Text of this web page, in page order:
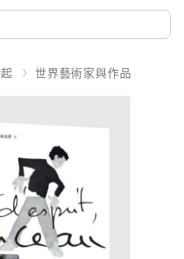
世界藝術家與作品